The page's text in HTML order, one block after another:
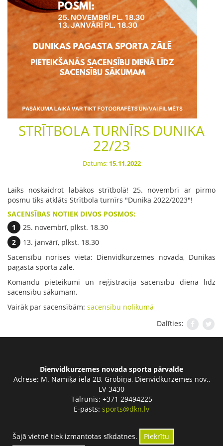
Šajā vietnē tiek izmantotas sīkdatnes. Piekrītu
STRĪTBOLA TURNĪRS DUNIKA
22/23
Datums: 15.11.2022
Laiks noskaidrot labākos strītbolā! 25. novembrī ar pirmo
posmu tiks atklāts Strītbola turnīrs "Dunika 2022/2023"!
SACENSĪBAS NOTIEK DIVOS POSMOS:
25. novembrī, plkst. 18.30
13. janvārī, plkst. 18.30
Sacensību norises vieta: Dienvidkurzemes novada, Dunikas
pagasta sporta zālē.
Komandu pieteikumi un reģistrācija sacensību dienā līdz
sacensību sākumam.
Vairāk par sacensībām: sacensību nolikumā
Dalīties:
Dienvidkurzemes novada sporta pārvalde
Adrese: M. Namiķa iela 2B, Grobiņa, Dienvidkurzemes nov.,
LV-3430
Tālrunis: +371 29494225
E-pasts: sports@dkn.lv